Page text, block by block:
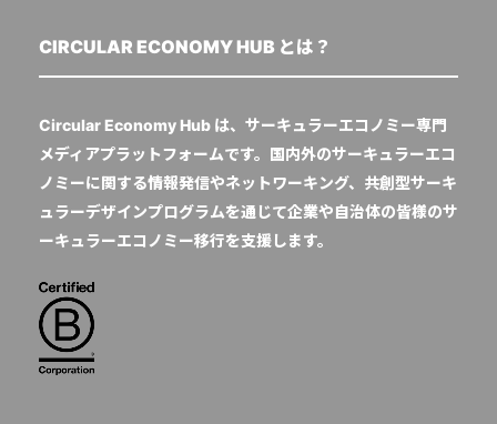
CIRCULAR ECONOMY HUB とは？
Circular Economy Hub は、サーキュラーエコノミー専門
メディアプラットフォームです。国内外のサーキュラーエコ
ノミーに関する情報発信やネットワーキング、共創型サーキ
ュラーデザインプログラムを通じて企業や自治体の皆様のサ
ーキュラーエコノミー移行を支援します。